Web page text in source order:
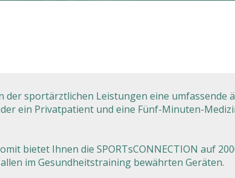
der sportärztlichen Leistungen eine umfassende
ein Privatpatient und eine Fünf-Minuten-
bietet Ihnen die SPORTsCONNECTION auf
im Gesundheitstraining bewährten Geräten.